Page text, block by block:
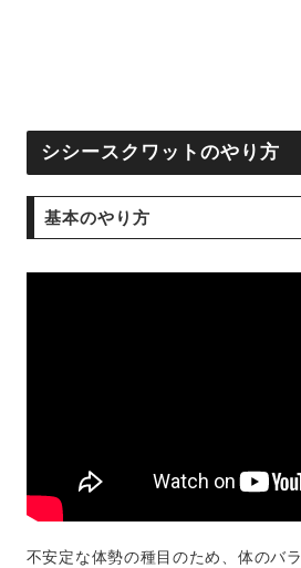
シシースクワットのやり方
基本のやり方
不安定な体勢の種目のため、体のバ